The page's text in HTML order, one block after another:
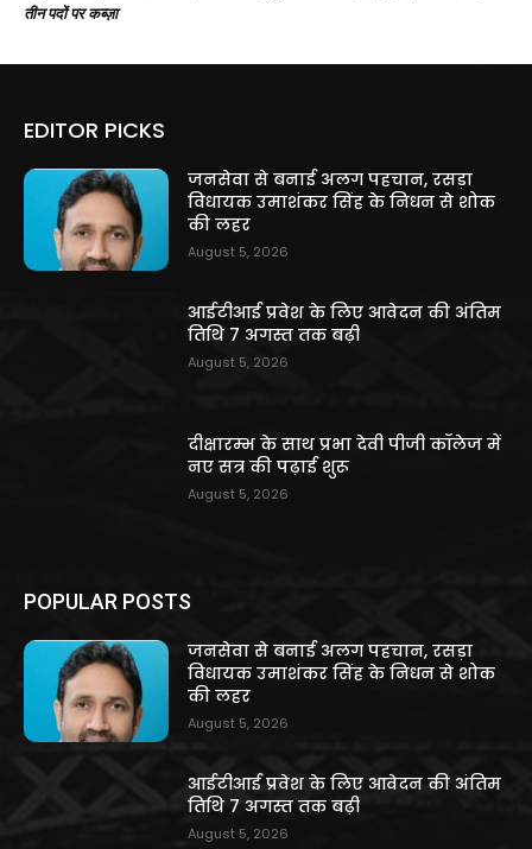
तीन पदों पर कब्ज़ा
EDITOR PICKS
जनसेवा से बनाई अलग पहचान, रसड़ा
विधायक उमाशंकर सिंह के निधन से शोक
की लहर
August 5, 2026
आईटीआई प्रवेश के लिए आवेदन की अंतिम
तिथि 7 अगस्त तक बढ़ी
August 5, 2026
दीक्षारम्भ के साथ प्रभा देवी पीजी कॉलेज में
नए सत्र की पढ़ाई शुरू
August 5, 2026
POPULAR POSTS
जनसेवा से बनाई अलग पहचान, रसड़ा
विधायक उमाशंकर सिंह के निधन से शोक
की लहर
August 5, 2026
आईटीआई प्रवेश के लिए आवेदन की अंतिम
तिथि 7 अगस्त तक बढ़ी
August 5, 2026